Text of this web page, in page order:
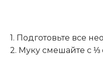
1. Подготовьте все
2. Муку смешайте с ⅓